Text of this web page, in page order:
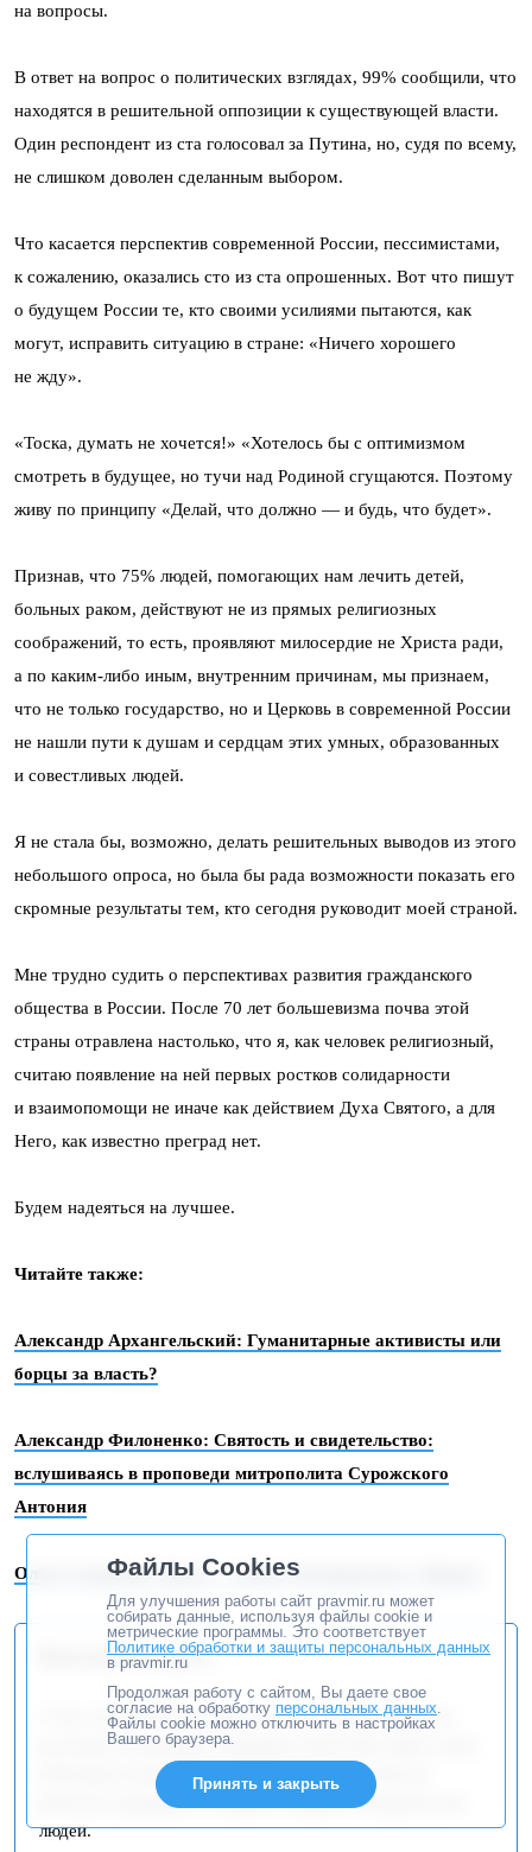
на вопросы.
В ответ на вопрос о политических взглядах, 99% сообщили, что
находятся в решительной оппозиции к существующей власти.
Один респондент из ста голосовал за Путина, но, судя по всему,
не слишком доволен сделанным выбором.
Что касается перспектив современной России, пессимистами,
к сожалению, оказались сто из ста опрошенных. Вот что пишут
о будущем России те, кто своими усилиями пытаются, как
могут, исправить ситуацию в стране: «Ничего хорошего
не жду».
«Тоска, думать не хочется!» «Хотелось бы с оптимизмом
смотреть в будущее, но тучи над Родиной сгущаются. Поэтому
живу по принципу «Делай, что должно — и будь, что будет».
Признав, что 75% людей, помогающих нам лечить детей,
больных раком, действуют не из прямых религиозных
соображений, то есть, проявляют милосердие не Христа ради,
а по каким-либо иным, внутренним причинам, мы признаем,
что не только государство, но и Церковь в современной России
не нашли пути к душам и сердцам этих умных, образованных
и совестливых людей.
Я не стала бы, возможно, делать решительных выводов из этого
небольшого опроса, но была бы рада возможности показать его
скромные результаты тем, кто сегодня руководит моей страной.
Мне трудно судить о перспективах развития гражданского
общества в России. После 70 лет большевизма почва этой
страны отравлена настолько, что я, как человек религиозный,
считаю появление на ней первых ростков солидарности
и взаимопомощи не иначе как действием Духа Святого, а для
Него, как известно преград нет.
Будем надеяться на лучшее.
Читайте также:
Александр Архангельский: Гуманитарные активисты или
борцы за власть?
Александр Филоненко: Святость и свидетельство:
вслушиваясь в проповеди митрополита Сурожского
Антония
Ольга Седакова: Данте — новое благородство (+ Видео)
Поскольку вы здесь...
У нас есть небольшая просьба. Эту историю удалось
рассказать благодаря поддержке читателей. Даже самое
небольшое ежемесячное пожертвование помогает
работать редакции и создавать важные материалы для
людей.
Файлы Cookies
Для улучшения работы сайт pravmir.ru может
собирать данные, используя файлы cookie и
метрические программы. Это соответствует
Политике обработки и защиты персональных данных
в pravmir.ru
Продолжая работу с сайтом, Вы даете свое
согласие на обработку персональных данных.
Файлы cookie можно отключить в настройках
Вашего браузера.
Принять и закрыть